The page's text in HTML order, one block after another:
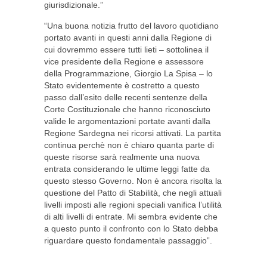
giurisdizionale.”
“Una buona notizia frutto del lavoro quotidiano
portato avanti in questi anni dalla Regione di
cui dovremmo essere tutti lieti – sottolinea il
vice presidente della Regione e assessore
della Programmazione, Giorgio La Spisa – lo
Stato evidentemente è costretto a questo
passo dall’esito delle recenti sentenze della
Corte Costituzionale che hanno riconosciuto
valide le argomentazioni portate avanti dalla
Regione Sardegna nei ricorsi attivati. La partita
continua perchè non è chiaro quanta parte di
queste risorse sarà realmente una nuova
entrata considerando le ultime leggi fatte da
questo stesso Governo. Non è ancora risolta la
questione del Patto di Stabilità, che negli attuali
livelli imposti alle regioni speciali vanifica l’utilità
di alti livelli di entrate. Mi sembra evidente che
a questo punto il confronto con lo Stato debba
riguardare questo fondamentale passaggio”.